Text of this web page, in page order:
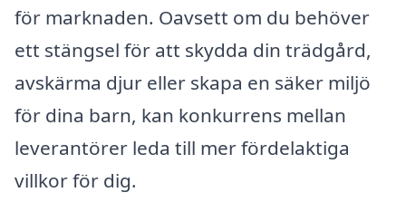
för marknaden. Oavsett om du behöver
ett stängsel för att skydda din trädgård,
avskärma djur eller skapa en säker miljö
för dina barn, kan konkurrens mellan
leverantörer leda till mer fördelaktiga
villkor för dig.